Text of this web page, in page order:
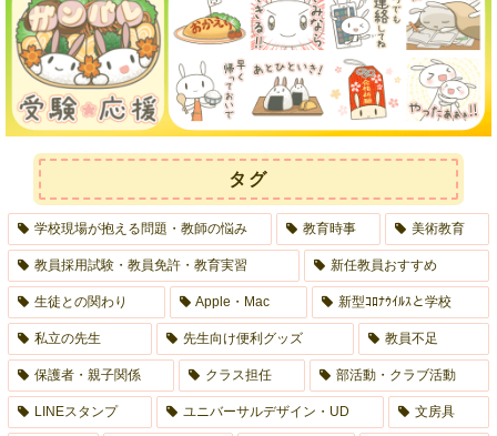
タグ
学校現場が抱える問題・教師の悩み 教育時事 美術教育
教員採用試験・教員免許・教育実習 新任教員おすすめ
生徒との関わり Apple・Mac 新型ｺﾛﾅｳｲﾙｽと学校
私立の先生 先生向け便利グッズ 教員不足
保護者・親子関係 クラス担任 部活動・クラブ活動
LINEスタンプ ユニバーサルデザイン・UD 文房具